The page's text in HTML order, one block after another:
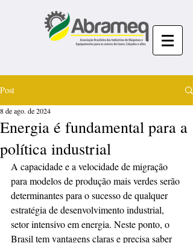
Post
Energia é fundamental para a
política industrial
8 de ago. de 2024
A capacidade e a velocidade de migração
para modelos de produção mais verdes serão
determinantes para o sucesso de qualquer
estratégia de desenvolvimento industrial,
setor intensivo em energia. Neste ponto, o
Brasil tem vantagens claras e precisa saber